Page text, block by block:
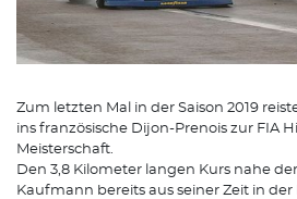
Zum letzten Mal in der Saison 2019
ins französische Dijon-Prenois zur FIA
Meisterschaft.
Den 3,8 Kilometer langen Kurs nahe
Kaufmann bereits aus seiner Zeit in der